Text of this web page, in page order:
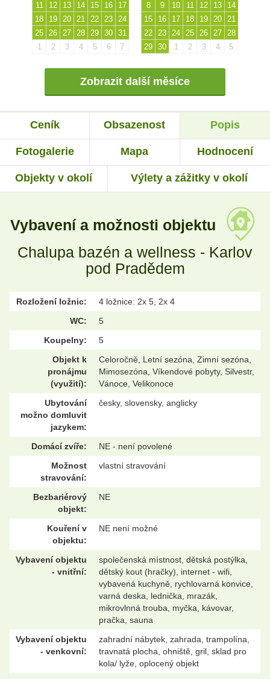
11
12 13 14 15 16
17
18
19 20 21 22 23 24
25 26 27 28 29 30 31
1
2 3 4 5 6 7
8
9 10 11 12 13
14
15
16 17 18 19 20 21
22 23 24 25 26 27 28
29 30 1 2 3 4 5
Zobrazit další měsíce
Ceník Obsazenost Popis
Fotogalerie Mapa Hodnocení
Objekty v okolí Výlety a zážitky v okolí
Vybavení a možnosti objektu
Chalupa bazén a wellness - Karlov
pod Pradědem
Rozložení ložnic:
4 ložnice: 2x 5, 2x 4
WC:
5
Koupelny:
5
Objekt k
pronájmu
(využití):
Celoročně, Letní sezóna, Zimní sezóna,
Mimosezóna, Víkendové pobyty, Silvestr,
Vánoce, Velikonoce
Ubytování
možno domluvit
jazykem:
česky, slovensky, anglicky
Domácí zvíře:
NE - není povolené
Možnost
stravování:
vlastní stravování
Bezbariérový
objekt:
NE
Kouření v
objektu:
NE není možné
Vybavení objektu
- vnitřní:
společenská místnost, dětská postýlka,
dětský kout (hračky), internet - wifi,
vybavená kuchyně, rychlovarná konvice,
varná deska, lednička, mrazák,
mikrovlnná trouba, myčka, kávovar,
pračka, sauna
Vybavení objektu
- venkovní:
zahradní nábytek, zahrada, trampolína,
travnatá plocha, ohniště, gril, sklad pro
kola/ lyže, oplocený objekt